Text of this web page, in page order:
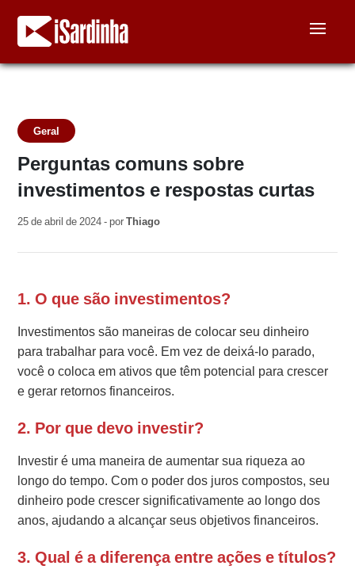
Geral
Perguntas comuns sobre
investimentos e respostas curtas
25 de abril de 2024 - porThiago
1. O que são investimentos?
Investimentos são maneiras de colocar seu dinheiro
para trabalhar para você. Em vez de deixá-lo parado,
você o coloca em ativos que têm potencial para crescer
e gerar retornos financeiros.
2. Por que devo investir?
Investir é uma maneira de aumentar sua riqueza ao
longo do tempo. Com o poder dos juros compostos, seu
dinheiro pode crescer significativamente ao longo dos
anos, ajudando a alcançar seus objetivos financeiros.
3. Qual é a diferença entre ações e títulos?